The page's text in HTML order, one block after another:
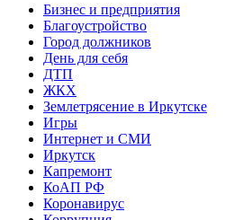
Бизнес и предприятия
Благоустройство
Город должников
День для себя
ДТП
ЖКХ
Землетрясение в Иркутске
Игры
Интернет и СМИ
Иркутск
Капремонт
КоАП РФ
Коронавирус